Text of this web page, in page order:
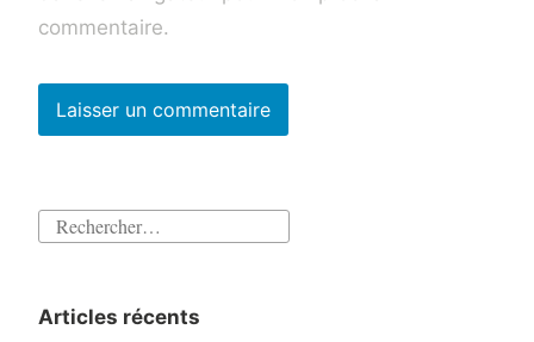
commentaire.
Rechercher :
Articles récents